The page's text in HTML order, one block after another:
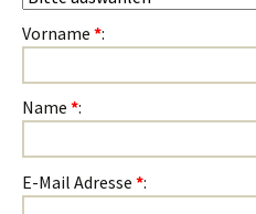
Vorname *:
Name *:
E-Mail Adresse *: